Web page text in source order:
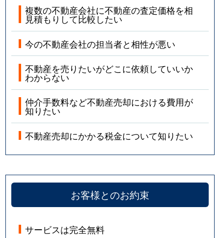
複数の不動産会社に不動産の査定価格を相
見積もりして比較したい
今の不動産会社の担当者と相性が悪い
不動産を売りたいがどこに依頼していいか
わからない
仲介手数料など不動産売却における費用が
知りたい
不動産売却にかかる税金について知りたい
お客様とのお約束
サービスは完全無料